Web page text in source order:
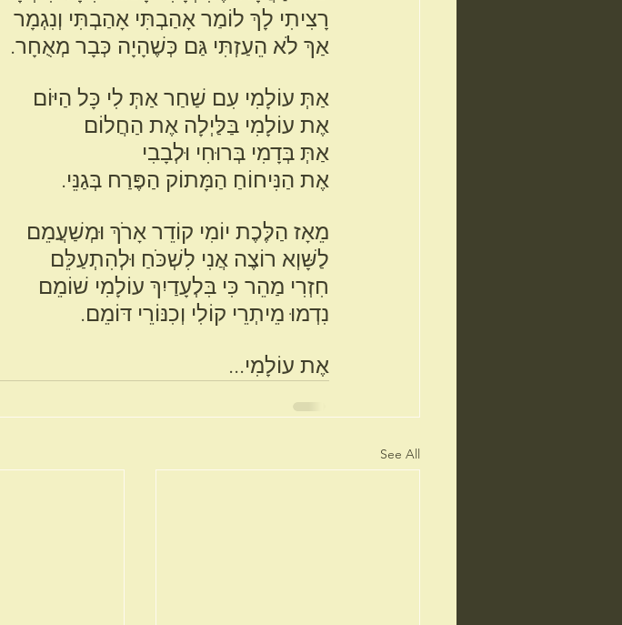
רָצִיתִי לָךְ לוֹמַר אָהַבְתִּי אָהַבְתִּי וְנִגְמָר
אַךְ לֹא הֵעַזְתִּי גַּם כְּשֶׁהָיָה כְּבָר מְאֻחָר.
אַתְּ עוֹלָמִי עִם שַׁחַר אַתְּ לִי כָּל הַיּוֹם
אֶת עוֹלָמִי בַּלַּיְלָה אֶת הַחֲלוֹם
אַתְּ בְּדָמִי בְּרוּחִי וּלְבָבִי
אֶת הַנִּיחוֹחַ הַמָּתוֹק הַפֶּרַח בְּגַנֵּי.
מֵאָז הַלֶּכֶת יוֹמִי קוֹדֵר אָרֹךְ וּמְשַׁעֲמֵם
לַשָּׁוְא רוֹצֶה אֲנִי לִשְׁכֹּחַ וּלְהִתְעַלֵּם
חִזְרִי מַהֵר כִּי בִּלְעָדַיִךְ עוֹלָמִי שׁוֹמֵם
נִדְמוּ מֵיתְרֵי קוֹלִי וְכִנּוֹרֵי דּוֹמֵם.
אֶת עוֹלָמִי...
See All